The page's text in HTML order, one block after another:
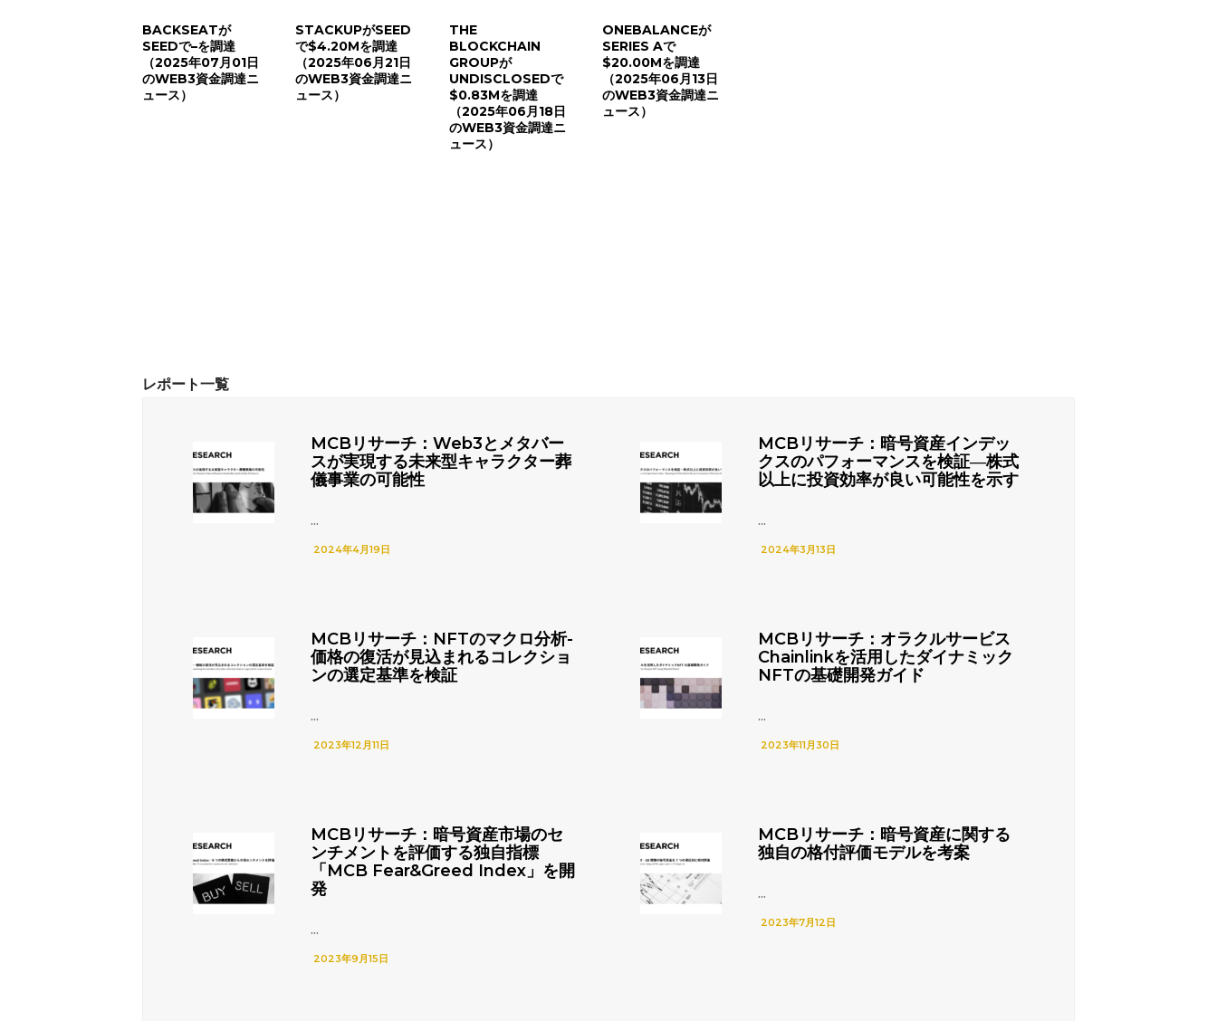
BACKSEATが
SEEDで–を調達
（2025年07月01日
のWEB3資金調達ニ
ュース）
STACKUPがSEED
で$4.20Mを調達
（2025年06月21日
のWEB3資金調達ニ
ュース）
THE
BLOCKCHAIN
GROUPが
UNDISCLOSEDで
$0.83Mを調達
（2025年06月18日
のWEB3資金調達ニ
ュース）
ONEBALANCEが
SERIES Aで
$20.00Mを調達
（2025年06月13日
のWEB3資金調達ニ
ュース）
MCBリサーチ：Web3とメタバー
スが実現する未来型キャラクター葬
儀事業の可能性
...
2024年4月19日
MCBリサーチ：暗号資産インデッ
クスのパフォーマンスを検証―株式
以上に投資効率が良い可能性を示す
...
2024年3月13日
MCBリサーチ：NFTのマクロ分析-
価格の復活が見込まれるコレクショ
ンの選定基準を検証
...
2023年12月11日
MCBリサーチ：オラクルサービス
Chainlinkを活用したダイナミック
NFTの基礎開発ガイド
...
2023年11月30日
MCBリサーチ：暗号資産市場のセ
ンチメントを評価する独自指標
「MCB Fear&Greed Index」を開
発
...
2023年9月15日
MCBリサーチ：暗号資産に関する
独自の格付評価モデルを考案
...
2023年7月12日